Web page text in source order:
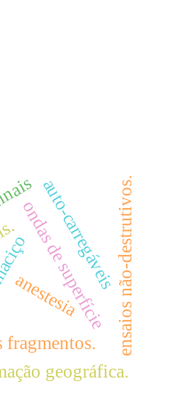
auto-carregáveis
ondas de superfícieensaios não-destrutivos.
fragmentos.
anestesia
geográfica.